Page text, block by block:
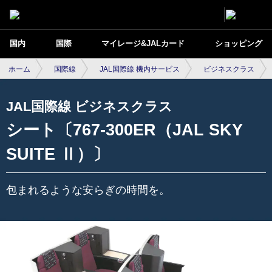
国内 国際 マイレージ&JALカード ショッピング
ホーム 国際線 JAL国際線 機内サービス ビジネスクラス
JAL国際線 ビジネスクラス
シート〔767-300ER（JAL SKY
SUITE Ⅱ）〕
包まれるような安らぎの時間を。